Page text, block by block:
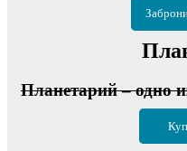
Планетарий – одно